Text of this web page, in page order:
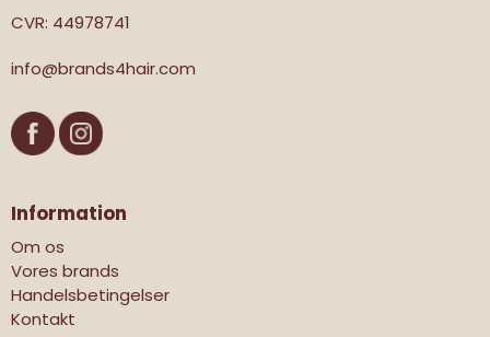
CVR: 44978741
info@brands4hair.com
Information
Om os
Vores brands
Handelsbetingelser
Kontakt